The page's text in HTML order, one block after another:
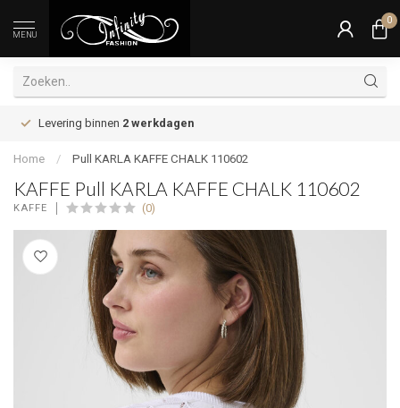
MENU
0
Levering binnen 2 werkdagen
Home / Pull KARLA KAFFE CHALK 110602
KAFFE Pull KARLA KAFFE CHALK 110602
KAFFE (0)